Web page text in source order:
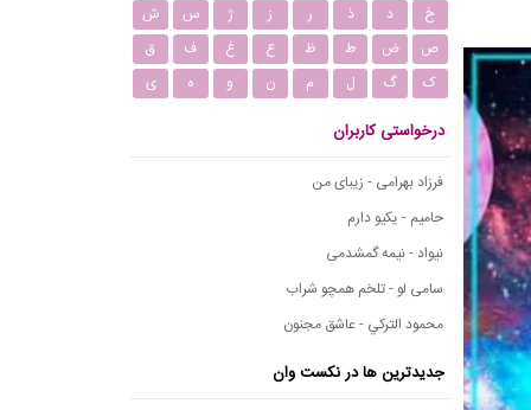
خ
د ذ ر ز ژ س
ش
ص
ض ط ظ ع غ ف
ق
ک
گ ل م ن و ه ی
درخواستی کاربران
فرزاد بهرامی - زیبای من
حامیم - یکیو دارم
نیواد - نیمه گمشدمی
سامی لو - تلخم همچو شراب
محمود التركي - عاشق مجنون
جدیدترین ها در نکست وان